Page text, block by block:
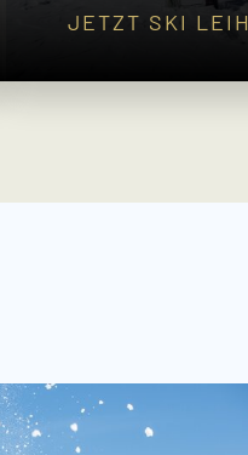
JETZT SKI